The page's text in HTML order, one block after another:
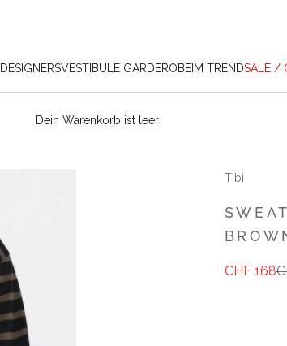
DESIGNERSVESTIBULE GARDEROBEIM TRENDSALE /
Dein Warenkorb ist leer
Tibi
Angebot
CHF 168